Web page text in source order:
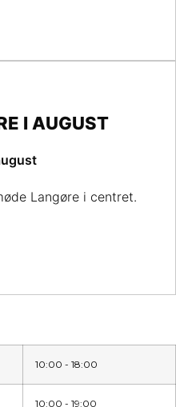
I AUGUST
Langøre i centret.
10:00 - 18:00
10:00 - 19:00